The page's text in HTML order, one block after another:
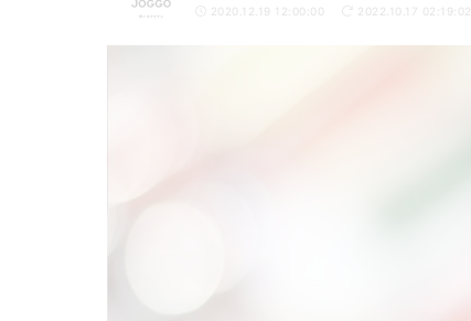
2020.12.19 12:00:00 2022.10.17 02:19:02